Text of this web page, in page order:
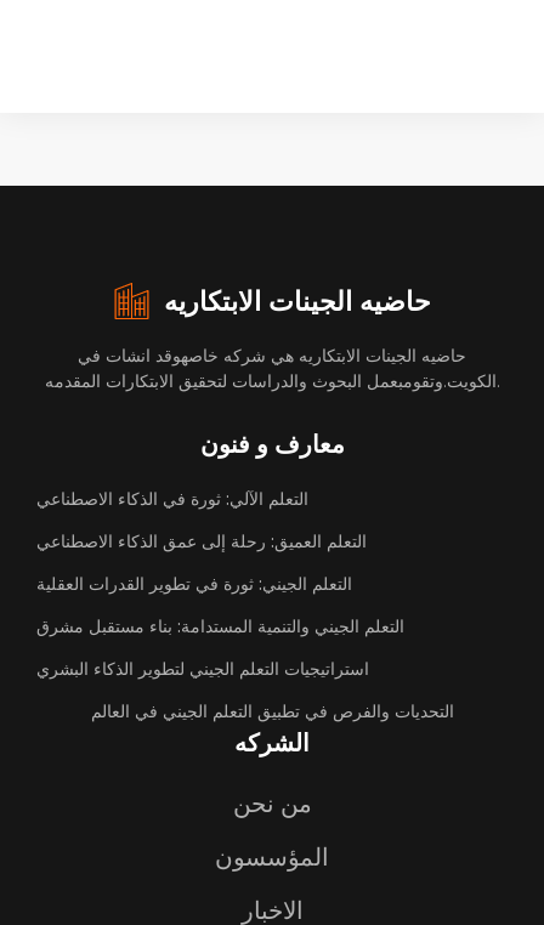
حاضيه الجينات الابتكاريه
حاضيه الجينات الابتكاريه هي شركه خاصهوقد انشات في
الكويت.وتقومبعمل البحوث والدراسات لتحقيق الابتكارات المقدمه.
معارف و فنون
التعلم الآلي: ثورة في الذكاء الاصطناعي
التعلم العميق: رحلة إلى عمق الذكاء الاصطناعي
التعلم الجيني: ثورة في تطوير القدرات العقلية
التعلم الجيني والتنمية المستدامة: بناء مستقبل مشرق
استراتيجيات التعلم الجيني لتطوير الذكاء البشري
التحديات والفرص في تطبيق التعلم الجيني في العالم
الشركه
من نحن
المؤسسون
الاخبار